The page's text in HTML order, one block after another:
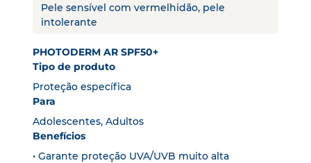
Pele sensível com vermelhidão, pele
intolerante
PHOTODERM AR SPF50+
Tipo de produto
Proteção específica
Para
Adolescentes, Adultos
Benefícios
• Garante proteção UVA/UVB muito alta